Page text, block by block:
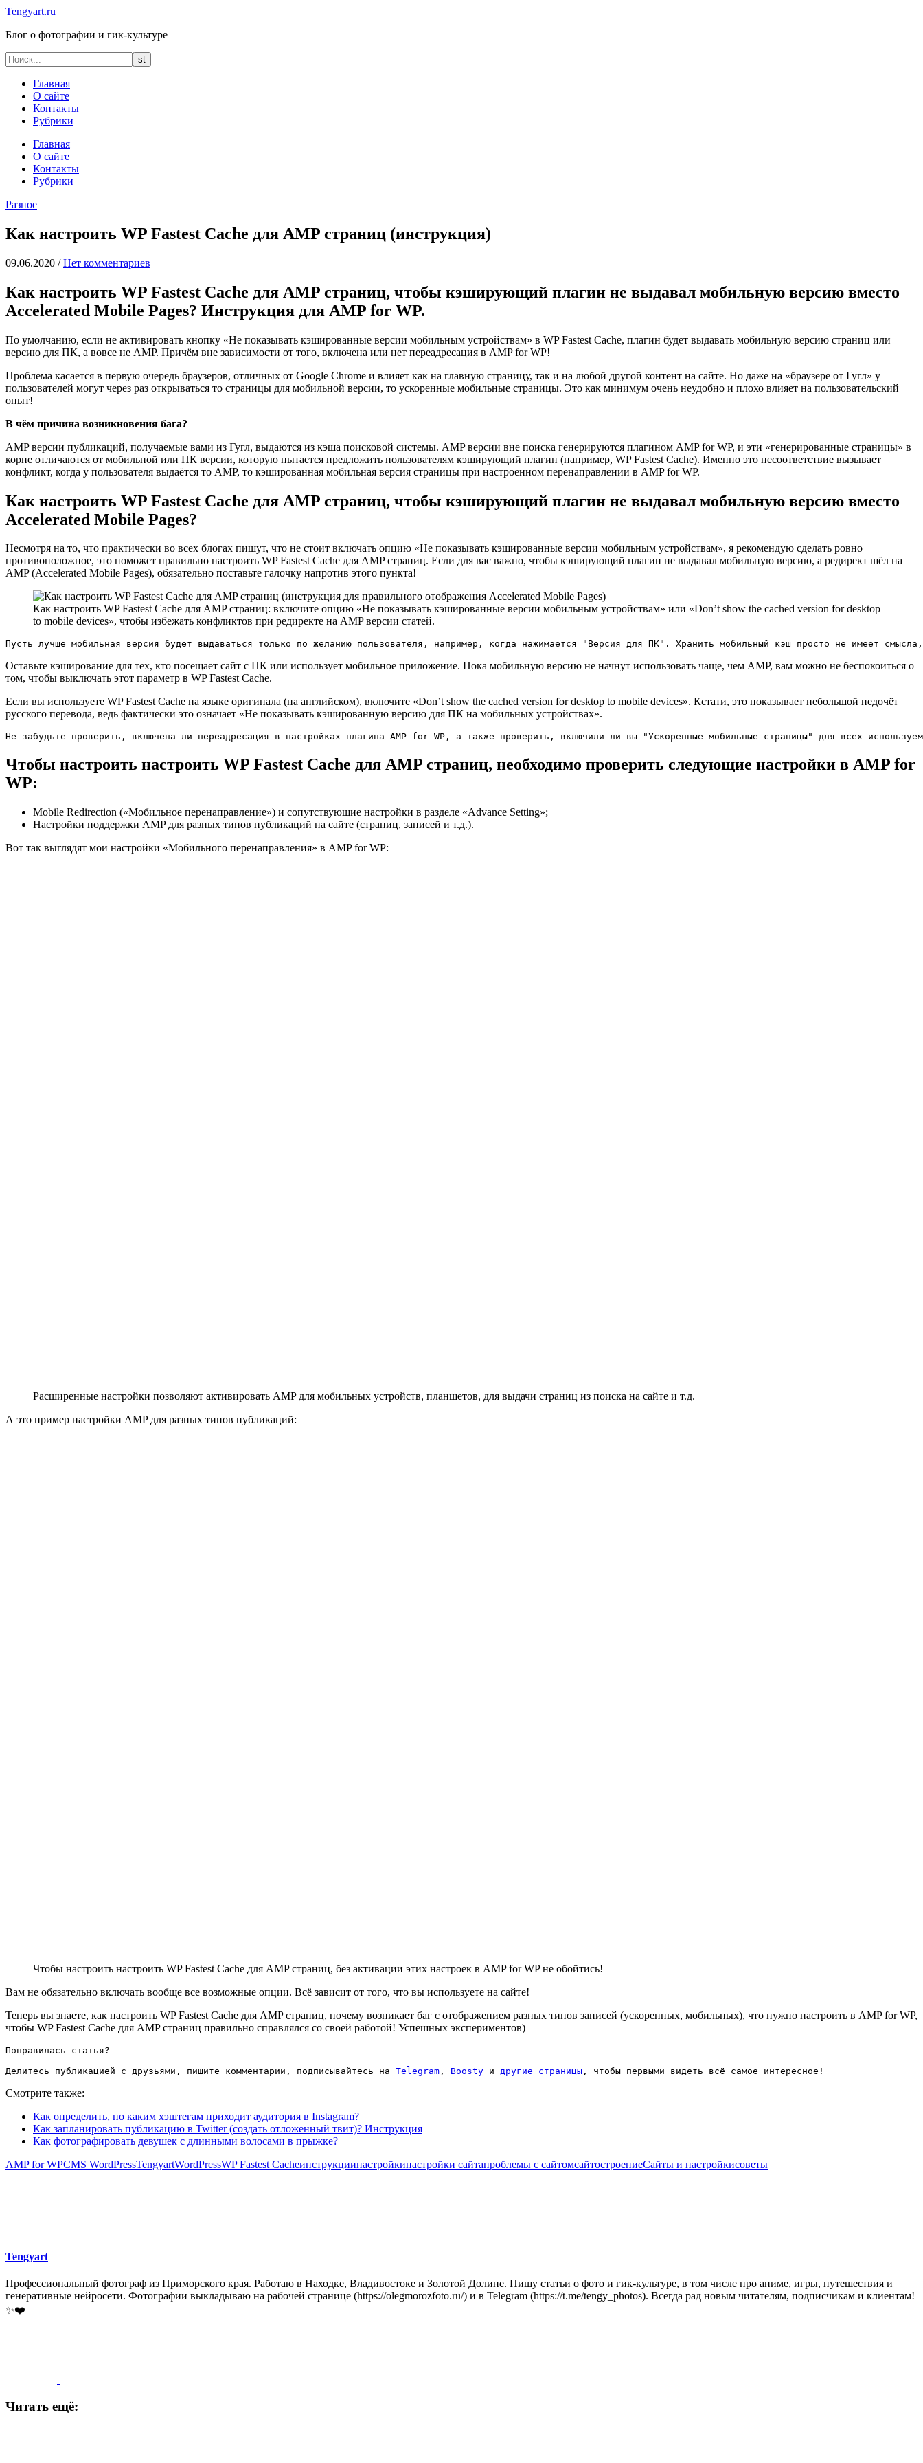
Tengyart.ru
Блог о фотографии и гик-культуре
Главная
О сайте
Контакты
Рубрики
Главная
О сайте
Контакты
Рубрики
Разное
Как настроить WP Fastest Cache для AMP страниц (инструкция)
09.06.2020 / Нет комментариев
Как настроить WP Fastest Cache для AMP страниц, чтобы кэширующий плагин не выдавал мобильную версию вместо
Accelerated Mobile Pages? Инструкция для AMP for WP.
По умолчанию, если не активировать кнопку «Не показывать кэшированные версии мобильным устройствам» в WP Fastest Cache, плагин будет выдавать мобильную версию страниц или
версию для ПК, а вовсе не AMP. Причём вне зависимости от того, включена или нет переадресация в AMP for WP!
Проблема касается в первую очередь браузеров, отличных от Google Chrome и влияет как на главную страницу, так и на любой другой контент на сайте. Но даже на «браузере от Гугл» у
пользователей могут через раз открываться то страницы для мобильной версии, то ускоренные мобильные страницы. Это как минимум очень неудобно и плохо влияет на пользовательский
опыт!
В чём причина возникновения бага?
AMP версии публикаций, получаемые вами из Гугл, выдаются из кэша поисковой системы. AMP версии вне поиска генерируются плагином AMP for WP, и эти «генерированные страницы» в
корне отличаются от мобильной или ПК версии, которую пытается предложить пользователям кэширующий плагин (например, WP Fastest Cache). Именно это несоответствие вызывает
конфликт, когда у пользователя выдаётся то AMP, то кэшированная мобильная версия страницы при настроенном перенаправлении в AMP for WP.
Как настроить WP Fastest Cache для AMP страниц, чтобы кэширующий плагин не выдавал мобильную версию вместо
Accelerated Mobile Pages?
Несмотря на то, что практически во всех блогах пишут, что не стоит включать опцию «Не показывать кэшированные версии мобильным устройствам», я рекомендую сделать ровно
противоположное, это поможет правильно настроить WP Fastest Cache для AMP страниц. Если для вас важно, чтобы кэширующий плагин не выдавал мобильную версию, а редирект шёл на
AMP (Accelerated Mobile Pages), обязательно поставьте галочку напротив этого пункта!
Как настроить WP Fastest Cache для AMP страниц: включите опцию «Не показывать кэшированные версии мобильным устройствам» или «Don’t show the cached version for desktop
to mobile devices», чтобы избежать конфликтов при редиректе на AMP версии статей.
Пусть лучше мобильная версия будет выдаваться только по желанию пользователя, например, когда нажимается "Версия для ПК". Хранить мобильный кэш просто не имеет
Оставьте кэширование для тех, кто посещает сайт с ПК или использует мобильное приложение. Пока мобильную версию не начнут использовать чаще, чем AMP, вам можно не беспокоиться о
том, чтобы выключать этот параметр в WP Fastest Cache.
Если вы используете WP Fastest Cache на языке оригинала (на английском), включите «Don’t show the cached version for desktop to mobile devices». Кстати, это показывает небольшой недочёт
русского перевода, ведь фактически это означает «Не показывать кэшированную версию для ПК на мобильных устройствах».
Не забудьте проверить, включена ли переадресация в настройках плагина AMP for WP, а также проверить, включили ли вы "Ускоренные мобильные страницы" для всех
Чтобы настроить настроить WP Fastest Cache для AMP страниц, необходимо проверить следующие настройки в AMP for
WP:
Mobile Redirection («Мобильное перенаправление») и сопутствующие настройки в разделе «Advance Setting»;
Настройки поддержки AMP для разных типов публикаций на сайте (страниц, записей и т.д.).
Вот так выглядят мои настройки «Мобильного перенаправления» в AMP for WP:
Расширенные настройки позволяют активировать AMP для мобильных устройств, планшетов, для выдачи страниц из поиска на сайте и т.д.
А это пример настройки AMP для разных типов публикаций:
Чтобы настроить настроить WP Fastest Cache для AMP страниц, без активации этих настроек в AMP for WP не обойтись!
Вам не обязательно включать вообще все возможные опции. Всё зависит от того, что вы используете на сайте!
Теперь вы знаете, как настроить WP Fastest Cache для AMP страниц, почему возникает баг с отображением разных типов записей (ускоренных, мобильных), что нужно настроить в AMP for WP,
чтобы WP Fastest Cache для AMP страниц правильно справлялся со своей работой! Успешных экспериментов)
Понравилась статья?
Делитесь публикацией с друзьями, пишите комментарии, подписывайтесь на Telegram , Boosty и другие страницы , чтобы первыми видеть всё самое интересное!
Смотрите также:
Как определить, по каким хэштегам приходит аудитория в Instagram?
Как запланировать публикацию в Twitter (создать отложенный твит)? Инструкция
Как фотографировать девушек с длинными волосами в прыжке?
AMP for WPCMS WordPressTengyartWordPressWP Fastest Cacheинструкциинастройкинастройки сайтапроблемы с сайтомсайтостроениеСайты и настройкисоветы
Tengyart
Профессиональный фотограф из Приморского края. Работаю в Находке, Владивостоке и Золотой Долине. Пишу статьи о фото и гик-культуре, в том числе про аниме, игры, путешествия и
генеративные нейросети. Фотографии выкладываю на рабочей странице (https://olegmorozfoto.ru/) и в Telegram (https://t.me/tengy_photos). Всегда рад новым читателям, подписчикам и клиентам!
✨❤️
Читать ещё: